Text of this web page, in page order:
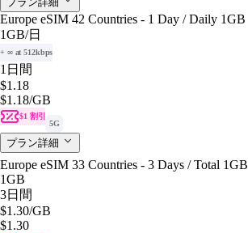
Europe eSIM 42 Countries - 1 Day / Daily 1GB
1GB/日
+ ∞ at 512kbps
1日間
$1.18
$1.18/GB
$1 割引
5G
プラン詳細
Europe eSIM 33 Countries - 3 Days / Total 1GB
1GB
3日間
$1.30/GB
$1.30